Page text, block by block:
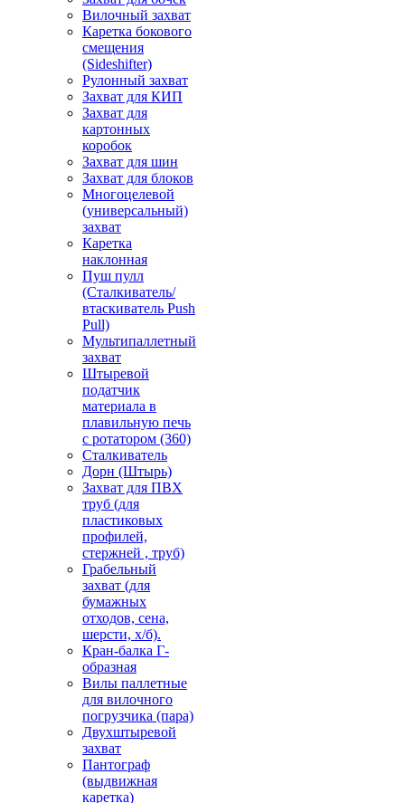
Вилочный захват
Каретка бокового
смещения
(Sideshifter)
Рулонный захват
Захват для КИП
Захват для
картонных
коробок
Захват для шин
Захват для блоков
Многоцелевой
(универсальный)
захват
Каретка
наклонная
Пуш пулл
(Сталкиватель/
втаскиватель Push
Pull)
Мультипаллетный
захват
Штыревой
податчик
материала в
плавильную печь
с ротатором (360)
Сталкиватель
Дорн (Штырь)
Захват для ПВХ
труб (для
пластиковых
профилей,
стержней , труб)
Грабельный
захват (для
бумажных
отходов, сена,
шерсти, х/б).
Кран-балка Г-
образная
Вилы паллетные
для вилочного
погрузчика (пара)
Двухштыревой
захват
Пантограф
(выдвижная
каретка)